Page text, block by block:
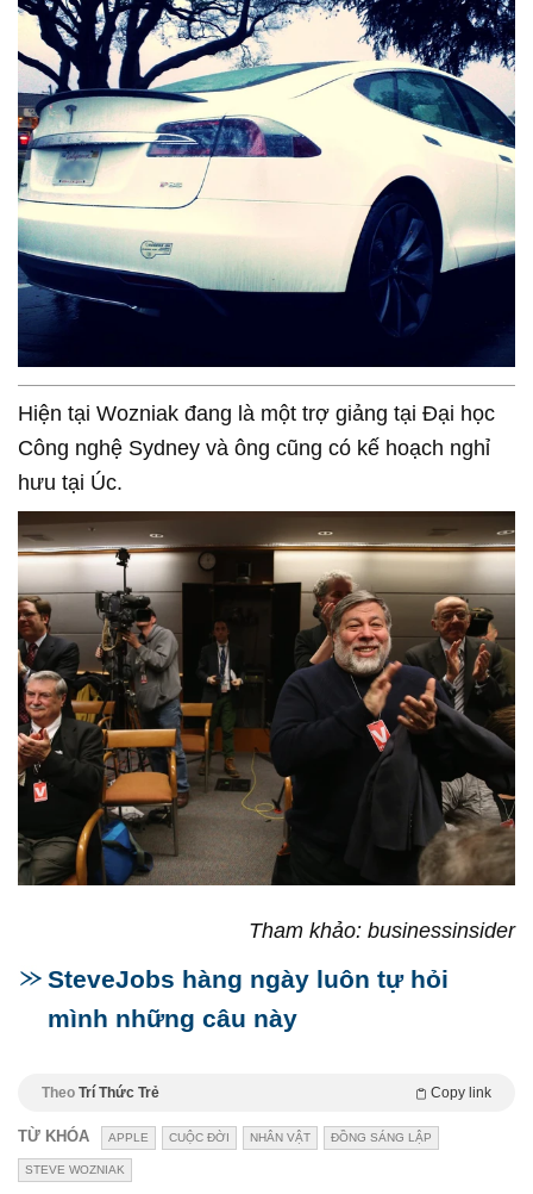
Hiện tại Wozniak đang là một trợ giảng tại Đại học
Công nghệ Sydney và ông cũng có kế hoạch nghỉ
hưu tại Úc.
Tham khảo: businessinsider
SteveJobs hàng ngày luôn tự hỏi
mình những câu này
Theo Trí Thức Trẻ Copy link
TỪ KHÓA APPLE CUỘC ĐỜI NHÂN VẬT ĐỒNG SÁNG LẬP
STEVE WOZNIAK